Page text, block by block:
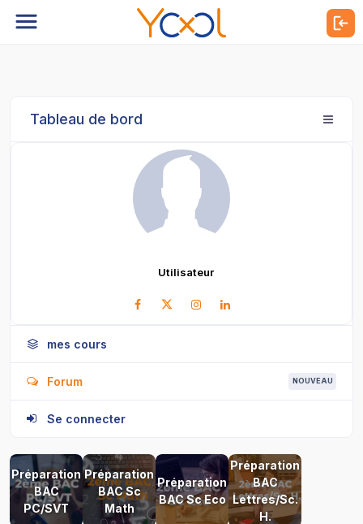
Tableau de bord
Utilisateur
mes cours
Forum NOUVEAU
Se connecter
Préparation
BAC
PC/SVT
Préparation
BAC Sc
Math
Préparation
BAC Sc Eco
Préparation
BAC
Lettres/Sc.
H.